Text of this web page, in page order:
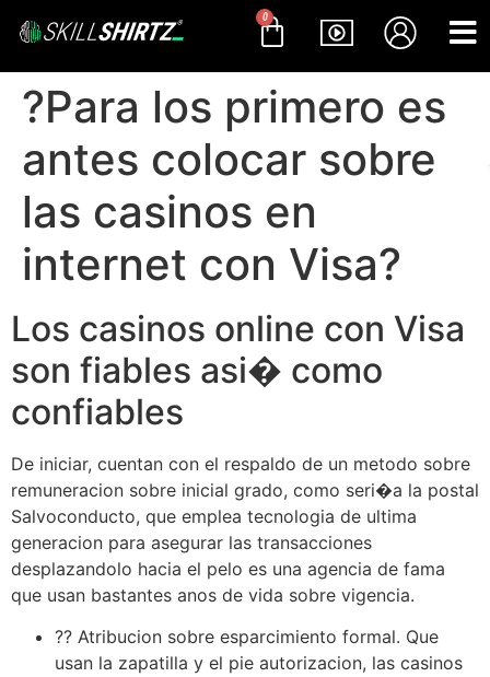
0
?Para los primero es
antes colocar sobre
las casinos en
internet con Visa?
Los casinos online con Visa
son fiables asi� como
confiables
De iniciar, cuentan con el respaldo de un metodo sobre
remuneracion sobre inicial grado, como seri�a la postal
Salvoconducto, que emplea tecnologia de ultima
generacion para asegurar las transacciones
desplazandolo hacia el pelo es una agencia de fama
que usan bastantes anos de vida sobre vigencia.
?? Atribucion sobre esparcimiento formal. Que
usan la zapatilla y el pie autorizacion, las casinos